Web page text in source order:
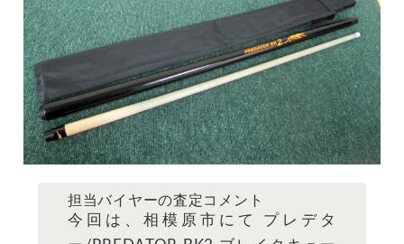
担当バイヤーの査定コメント
今回は、相模原市にて プレデタ